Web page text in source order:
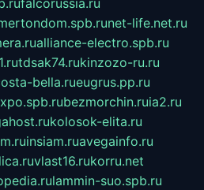
falcorussia.ru
net-life.net.ru
alliance-electro.spb.ru
tdsak74.rukinzozo-ru.ru
bella.rueugrus.pp.ru
bezmorchin.ruia2.ru
kolosok-elita.ru
insiam.ruavegainfo.ru
vlast16.rukorru.net
lammin-suo.spb.ru